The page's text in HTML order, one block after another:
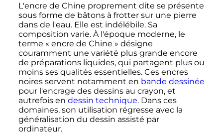
L'encre de Chine proprement dite se présente
sous forme de bâtons à frotter sur une pierre
dans de l'eau. Elle est indélébile. Sa
composition varie. À l'époque moderne, le
terme « encre de Chine » désigne
couramment une variété plus grande encore
de préparations liquides, qui partagent plus ou
moins ses qualités essentielles. Ces encres
noires servent notamment en bande dessinée
pour l'encrage des dessins au crayon, et
autrefois en dessin technique. Dans ces
domaines, son utilisation régresse avec la
généralisation du dessin assisté par
ordinateur.